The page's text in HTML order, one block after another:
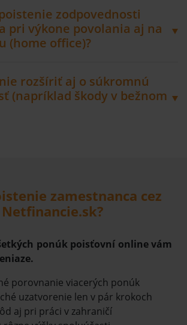
zodpovednosti
pri výkone povolania aj na
(home office)?
rozšíriť aj o súkromnú
(napríklad škody v bežnom
zamestnanca cez
Netfinancie.sk?
ponúk poisťovní online vám
porovnanie viacerých ponúk
uzatvorenie len v pár krokoch
aj pri práci v zahraničí